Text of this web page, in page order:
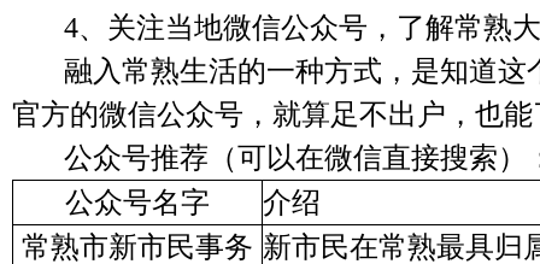
4、 关注当地微信公众号 ，了解常熟
融入常熟生活的一种方式，是知道
官方的微信公众号，就算足不出户，也
公众号推荐（可以在微信直接搜索）
公众号名字
介绍
常熟市新市民事务 新市民在常熟最具归